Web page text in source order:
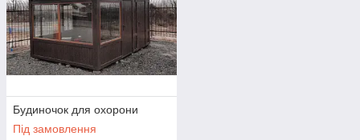
Будиночок для охорони
Під замовлення